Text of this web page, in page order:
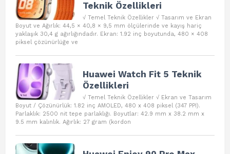
Teknik Özellikleri
√ Temel Teknik Özellikler √ Tasarım ve Ekran
Boyut ve Ağırlık: 44,5 × 40,8 × 9,5 mm ölçülerinde ve kayış hariç
yaklaşık 30,4 g ağırlığındadır. Ekran: 1.92 inç boyutunda, 480 × 408
piksel çözünürlüğe ve
Huawei Watch Fit 5 Teknik
Özellikleri
√ Temel Teknik Özellikler √ Ekran ve Tasarım
Boyut / Çözünürlük: 1.82 inç AMOLED, 480 x 408 piksel (347 PPI).
Parlaklık: 2500 nit tepe parlaklığı. Boyutlar: 42.9 mm x 38.2 mm x
9.5 mm kalınlık. Ağırlık: 27 gram (kordon